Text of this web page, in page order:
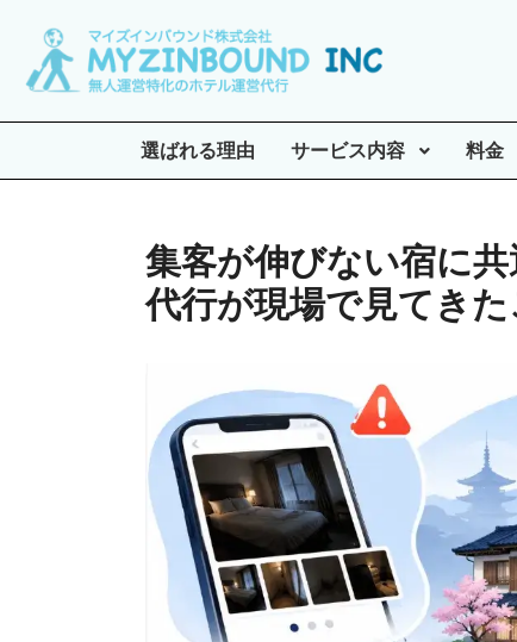
選ばれる理由 サービス内容 料金
集客が伸びない宿に
代行が現場で見てきた